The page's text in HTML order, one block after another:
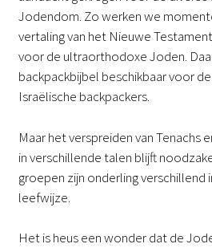
Jodendom. Zo werken we
vertaling van het Nieuwe
voor de ultraorthodoxe Joden.
backpackbijbel beschikbaar voor
Israëlische backpackers.
Maar het verspreiden van Tenachs
in verschillende talen blijft
groepen zijn onderling verschillend
leefwijze.
Het is heus een wonder dat de